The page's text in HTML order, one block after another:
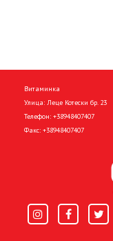
Витаминка
Улица: Леце Котески бр. 23
Телефон: +38948407407
Факс: +38948407407